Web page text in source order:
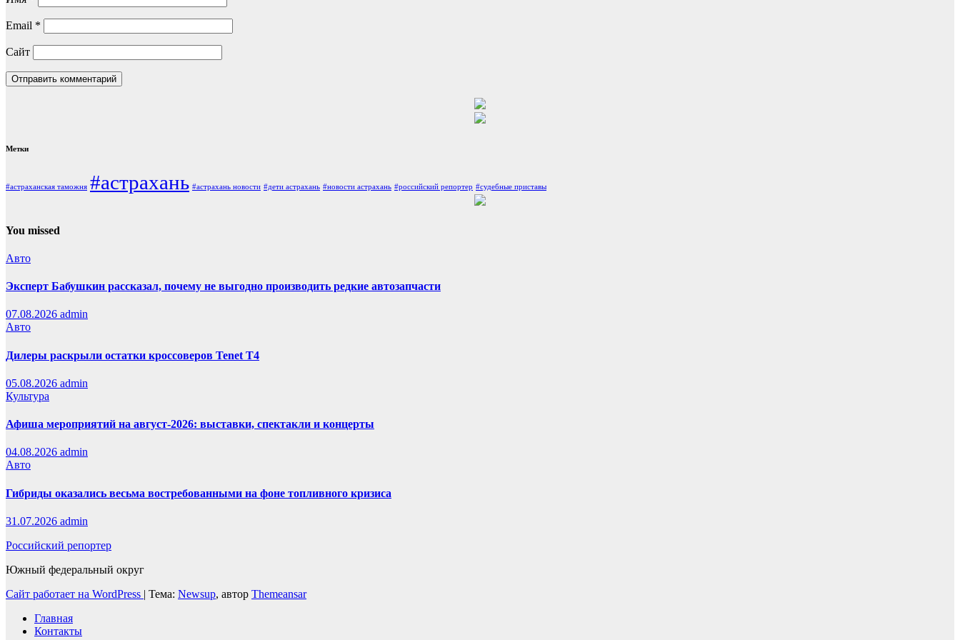
Email *
Сайт
Метки
#астраханская таможня #астрахань #астрахань новости #дети астрахань #новости астрахань #российский репортер #судебные приставы
You missed
Авто
Эксперт Бабушкин рассказал, почему не выгодно производить редкие автозапчасти
07.08.2026 admin
Авто
Дилеры раскрыли остатки кроссоверов Tenet T4
05.08.2026 admin
Культура
Афиша мероприятий на август-2026: выставки, спектакли и концерты
04.08.2026 admin
Авто
Гибриды оказались весьма востребованными на фоне топливного кризиса
31.07.2026 admin
Российский репортер
Южный федеральный округ
Сайт работает на WordPress | Тема: Newsup, автор Themeansar
Главная
Контакты